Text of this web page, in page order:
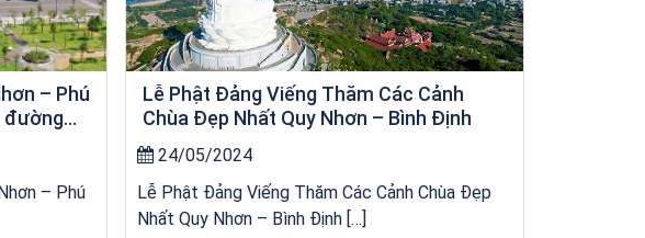
– Phú
đường
– Phú
Lễ Phật Đảng Viếng Thăm Các Cảnh
Chùa Đẹp Nhất Quy Nhơn – Bình Định
24/05/2024
Lễ Phật Đảng Viếng Thăm Các Cảnh Chùa Đẹp
Nhất Quy Nhơn – Bình Định […]